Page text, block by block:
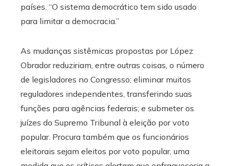
países. “O sistema democrático tem sido usado
para limitar a democracia.”
As mudanças sistêmicas propostas por López
Obrador reduziriam, entre outras coisas, o número
de legisladores no Congresso; eliminar muitos
reguladores independentes, transferindo suas
funções para agências federais; e submeter os
juízes do Supremo Tribunal à eleição por voto
popular. Procura também que os funcionários
eleitorais sejam eleitos por voto popular, uma